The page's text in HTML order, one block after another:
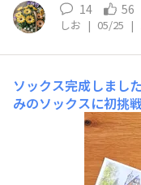
14 56
しお | 05/25 |
ソックス完成しまし
みのソックスに初挑
みたいと憧れていた
を購入したまではよ
いのかも全くわから
から編む手順が難し